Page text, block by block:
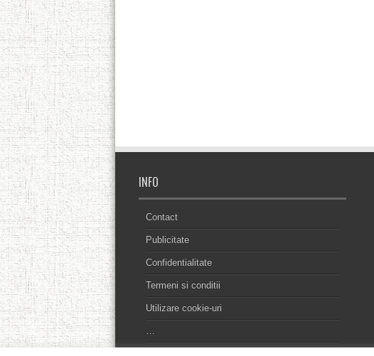
INFO
Contact
Publicitate
Confidentialitate
Termeni si conditii
Utilizare cookie-uri
…